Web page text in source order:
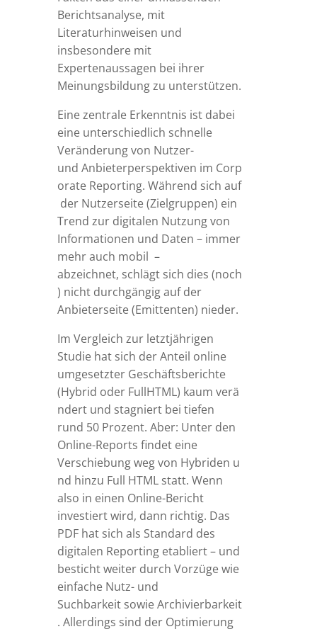
Berichtsanalyse, mit
Literaturhinweisen und
insbesondere mit
Expertenaussagen bei ihrer
Meinungsbildung zu unterstützen.
Eine zentrale Erkenntnis ist dabei
eine unterschiedlich schnelle
Veränderung von Nutzer-
und Anbieterperspektiven im Corp
orate Reporting. Während sich auf
der Nutzerseite(Zielgruppen) ein
Trend zur digitalen Nutzung von
Informationen und Daten – immer
mehr auch mobil –
abzeichnet, schlägt sich dies (noch
) nicht durchgängigaufder
Anbieterseite(Emittenten) nieder.
Im Vergleich zur letztjährigen
Studie hat sich der Anteil online
umgesetzter Geschäftsberichte
(Hybrid oder FullHTML) kaum verä
ndert und stagniert bei tiefen
rund 50 Prozent. Aber: Unter den
Online-Reports findet eine
Verschiebungwegvon Hybriden u
nd hinzu Full HTML statt. Wenn
also in einen Online-Bericht
investiert wird, dann richtig. Das
PDF hat sich als Standard des
digitalen Reporting etabliert – und
besticht weiter durch Vorzüge wie
einfache Nutz- und
Suchbarkeit sowieArchivierbarkeit
. Allerdings sind der Optimierung